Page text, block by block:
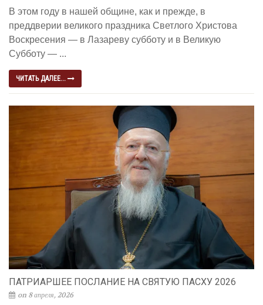
В этом году в нашей общине, как и прежде, в
преддверии великого праздника Светлого Христова
Воскресения — в Лазареву субботу и в Великую
Субботу — ...
ЧИТАТЬ ДАЛЕЕ...
ПАТРИАРШЕЕ ПОСЛАНИЕ НА СВЯТУЮ ПАСХУ 2026
on 8 апреля, 2026